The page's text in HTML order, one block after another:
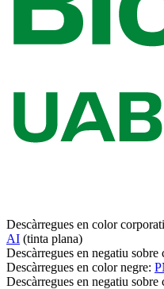
Descàrregues en color
AI (tinta plana)
Descàrregues en negatiu
Descàrregues en color negre:
Descàrregues en negatiu sobre